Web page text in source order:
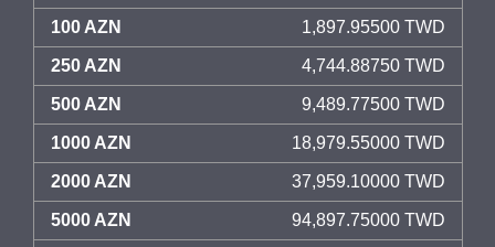
100 AZN 1,897.95500 TWD
250 AZN 4,744.88750 TWD
500 AZN 9,489.77500 TWD
1000 AZN 18,979.55000 TWD
2000 AZN 37,959.10000 TWD
5000 AZN 94,897.75000 TWD